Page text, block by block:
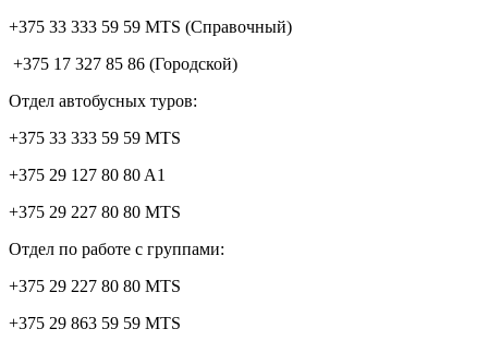
+375 33 333 59 59 MTS (Справочный)
+375 17 327 85 86 (Городской)
Отдел автобусных туров:
+375 33 333 59 59 MTS
+375 29 127 80 80 A1
+375 29 227 80 80 MTS
Отдел по работе с группами:
+375 29 227 80 80 MTS
+375 29 863 59 59 MTS